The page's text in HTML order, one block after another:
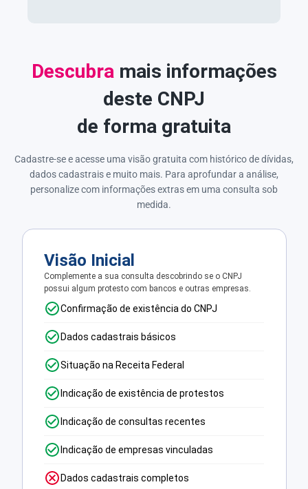
Descubra mais informações
deste CNPJ
de forma gratuita
Cadastre-se e acesse uma visão gratuita com histórico de dívidas,
dados cadastrais e muito mais. Para aprofundar a análise,
personalize com informações extras em uma consulta sob
medida.
Visão Inicial
Complemente a sua consulta descobrindo se o CNPJ
possui algum protesto com bancos e outras empresas.
Confirmação de existência do CNPJ
Dados cadastrais básicos
Situação na Receita Federal
Indicação de existência de protestos
Indicação de consultas recentes
Indicação de empresas vinculadas
Dados cadastrais completos